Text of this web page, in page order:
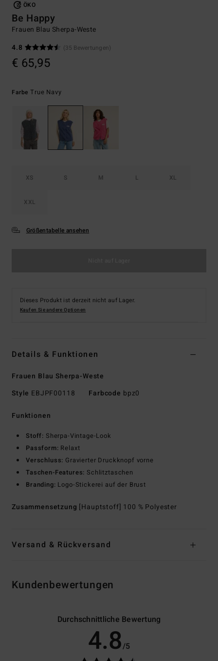
ÖKO
Be Happy
Frauen Blau Sherpa-Weste
4.8
(35 Bewertungen)
€ 65,95
FarbeTrue Navy
XS S M L XL
XXL
Größentabelle ansehen
Dieses Produkt ist derzeit nicht auf Lager.
Kaufen Sie andere Optionen
Details & Funktionen
Frauen Blau Sherpa-Weste
Style EBJPF00118 Farbcode bpz0
Funktionen
Stoff: Sherpa-Vintage-Look
Passform: Relaxt
Verschluss: Gravierter Druckknopf vorne
Taschen-Features: Schlitztaschen
Branding: Logo-Stickerei auf der Brust
Zusammensetzung [Hauptstoff] 100 % Polyester
Versand & Rückversand
Kundenbewertungen
Durchschnittliche Bewertung
4.8/5